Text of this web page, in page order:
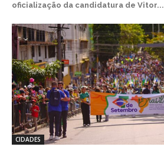
oficialização da candidatura de Vitor...
CIDADES